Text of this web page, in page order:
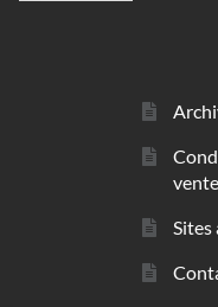
vente
Sites